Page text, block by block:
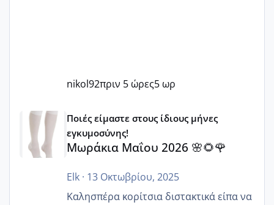
nikol92πριν 5 ώρες5 ωρ
Μωράκια Μαΐου 2026 🌸🌻🌹
Ποιές είμαστε στους ίδιους μήνες
εγκυμοσύνης!
Μωράκια Μαΐου 2026 🌸🌻🌹
Elk· 13 Οκτωβρίου, 2025
Καλησπέρα κορίτσια διστακτικά είπα να